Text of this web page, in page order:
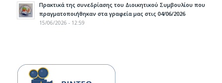
Πρακτικά της συνεδρίασης του Διοικητικού Συμβουλίου που
πραγματοποιήθηκαν στα γραφεία μας στις 04/06/2026
15/06/2026 - 12:59